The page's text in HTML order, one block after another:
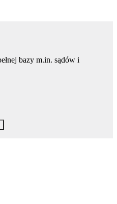
bazy m.in. sądów i